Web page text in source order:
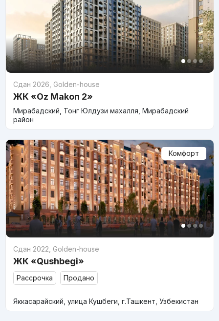
Сдан 2026 Golden-house
ЖК «Oz Makon 2»
Мирабадский, Тонг Юлдузи махалля, Мирабадский
район
Комфорт
Сдан 2022 Golden-house
ЖК «Qushbegi»
Рассрочка Продано
Яккасарайский, улица Кушбеги, г.Ташкент, Узбекистан